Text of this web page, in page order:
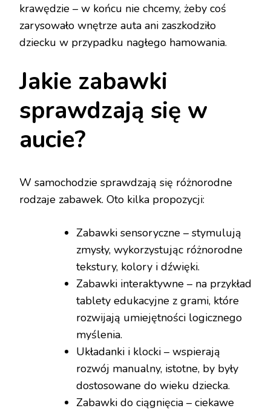
krawędzie – w końcu nie chcemy, żeby coś
zarysowało wnętrze auta ani zaszkodziło
dziecku w przypadku nagłego hamowania.
Jakie zabawki
sprawdzają się w
aucie?
W samochodzie sprawdzają się różnorodne
rodzaje zabawek. Oto kilka propozycji:
Zabawki sensoryczne – stymulują
zmysły, wykorzystując różnorodne
tekstury, kolory i dźwięki.
Zabawki interaktywne – na przykład
tablety edukacyjne z grami, które
rozwijają umiejętności logicznego
myślenia.
Układanki i klocki – wspierają
rozwój manualny, istotne, by były
dostosowane do wieku dziecka.
Zabawki do ciągnięcia – ciekawe